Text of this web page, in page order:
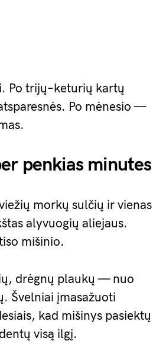
Po trijų–keturių kartų
Po mėnesio —
penkias minutes
morkų sulčių ir vienas
alyvuogių aliejaus.
mišinio.
drėgnų plaukų — nuo
Švelniai įmasažuoti
kad mišinys pasiektų
visą ilgį.